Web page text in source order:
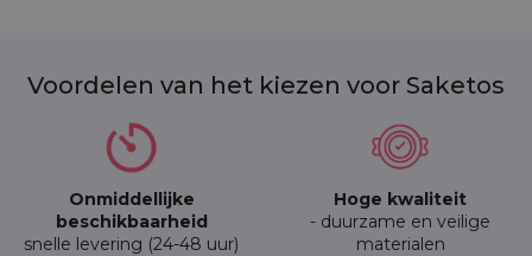
Voordelen van het kiezen voor Saketos
Onmiddellijke
beschikbaarheid
snelle levering (24-48 uur)
Hoge kwaliteit
- duurzame en veilige
materialen